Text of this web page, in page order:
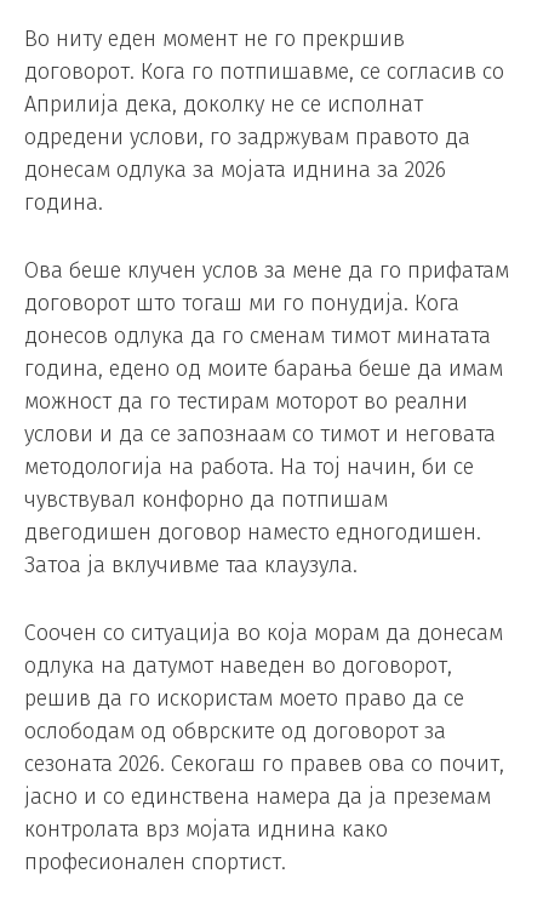
Во ниту еден момент не го прекршив
договорот. Кога го потпишавме, се согласив со
Априлија дека, доколку не се исполнат
одредени услови, го задржувам правото да
донесам одлука за мојата иднина за 2026
година.
Ова беше клучен услов за мене да го прифатам
договорот што тогаш ми го понудија. Кога
донесов одлука да го сменам тимот минатата
година, едено од моите барања беше да имам
можност да го тестирам моторот во реални
услови и да се запознаам со тимот и неговата
методологија на работа. На тој начин, би се
чувствувал конфорно да потпишам
двегодишен договор наместо едногодишен.
Затоа ја вклучивме таа клаузула.
Соочен со ситуација во која морам да донесам
одлука на датумот наведен во договорот,
решив да го искористам моето право да се
ослободам од обврските од договорот за
сезоната 2026. Секогаш го правев ова со почит,
јасно и со единствена намера да ја преземам
контролата врз мојата иднина како
професионален спортист.